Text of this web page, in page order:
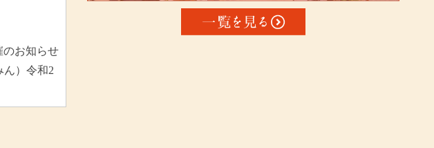
のお知らせ
）令和2